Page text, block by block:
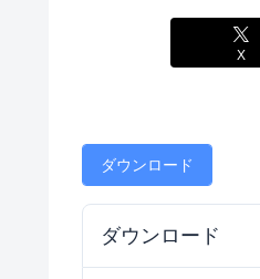
X
ダウンロード
ダウンロード